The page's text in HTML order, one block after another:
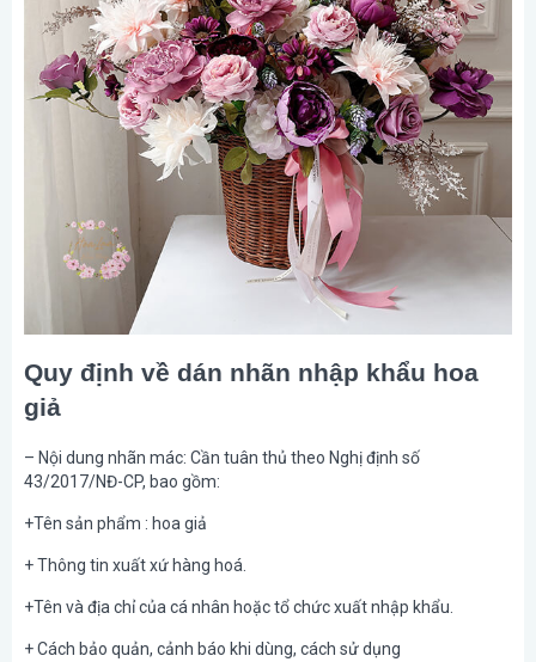
Quy định về dán nhãn nhập khẩu hoa
giả
– Nội dung nhãn mác: Cần tuân thủ theo Nghị định số
43/2017/NĐ-CP, bao gồm:
+Tên sản phẩm : hoa giả
+ Thông tin xuất xứ hàng hoá.
+Tên và địa chỉ của cá nhân hoặc tổ chức xuất nhập khẩu.
+ Cách bảo quản, cảnh báo khi dùng, cách sử dụng